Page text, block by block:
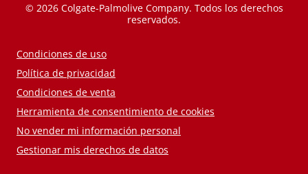
© 2026 Colgate-Palmolive Company. Todos los derechos
reservados.
Condiciones de uso
Política de privacidad
Condiciones de venta
Herramienta de consentimiento de cookies
No vender mi información personal
Gestionar mis derechos de datos